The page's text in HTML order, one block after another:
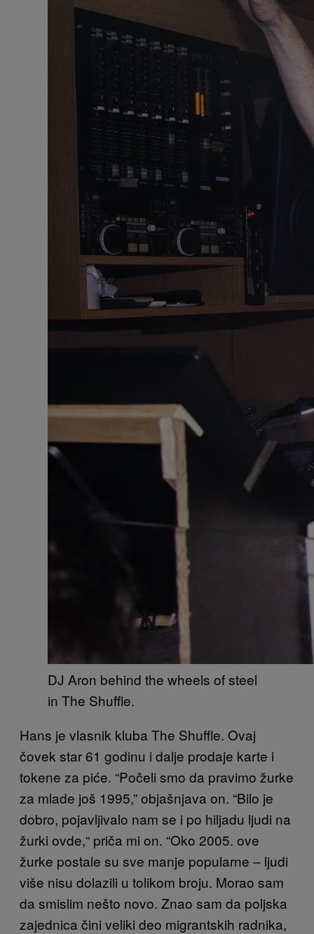
DJ Aron behind the wheels of steel
in The Shuffle.
Hans je vlasnik kluba The Shuffle. Ovaj
čovek star 61 godinu i dalje prodaje karte i
tokene za piće. “Počeli smo da pravimo žurke
za mlade još 1995,” objašnjava on. “Bilo je
dobro, pojavljivalo nam se i po hiljadu ljudi na
žurki ovde,“ priča mi on. “Oko 2005. ove
žurke postale su sve manje popularne – ljudi
više nisu dolazili u tolikom broju. Morao sam
da smislim nešto novo. Znao sam da poljska
zajednica čini veliki deo migrantskih radnika,